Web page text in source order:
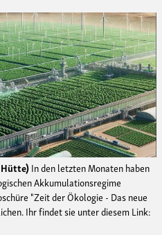
In den letzten Monaten haben
Akkumulationsregime
"Zeit der Ökologie - Das neue
Ihr findet sie unter diesem Link: